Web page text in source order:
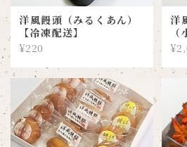
洋風饅頭（みるくあん）
【冷凍配送】
¥220
洋